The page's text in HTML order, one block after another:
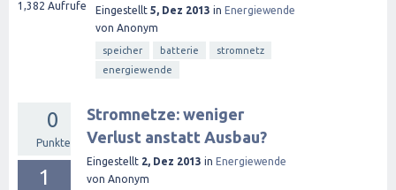
1,382 Aufrufe Eingestellt 5, Dez 2013 in Energiewende
von Anonym
speicher batterie
stromnetz
energiewende
0
Punkte
1
Stromnetze: weniger
Verlust anstatt Ausbau?
Eingestellt 2, Dez 2013 in Energiewende
von Anonym